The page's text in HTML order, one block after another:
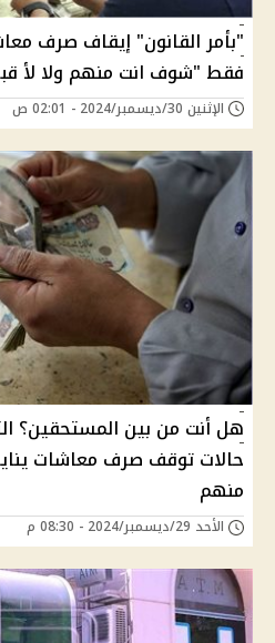
"بأمر القانون" إيقاف صرف
فقط "شوف انت منهم ولا لأ
الإثنين 30/ديسمبر/2024 - 02:01 ص
هل أنت من بين المستحقين؟
منهم
الأحد 29/ديسمبر/2024 - 08:30 م